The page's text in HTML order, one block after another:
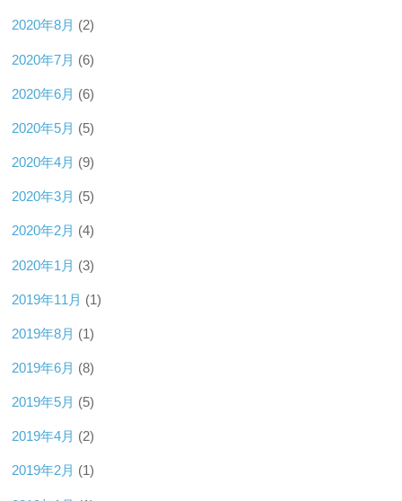
2020年8月 (2)
2020年7月 (6)
2020年6月 (6)
2020年5月 (5)
2020年4月 (9)
2020年3月 (5)
2020年2月 (4)
2020年1月 (3)
2019年11月 (1)
2019年8月 (1)
2019年6月 (8)
2019年5月 (5)
2019年4月 (2)
2019年2月 (1)